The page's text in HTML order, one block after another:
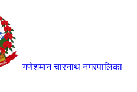
गणेशमान चारनाथ नगरपालिका